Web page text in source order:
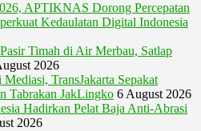
APTIKNAS Dorong Percepatan
Kedaulatan Digital Indonesia
Timah di Air Merbau, Satlap
2026
TransJakarta Sepakat
Tabrakan JakLingko 6 August 2026
Hadirkan Pelat Baja Anti-Abrasi
2026